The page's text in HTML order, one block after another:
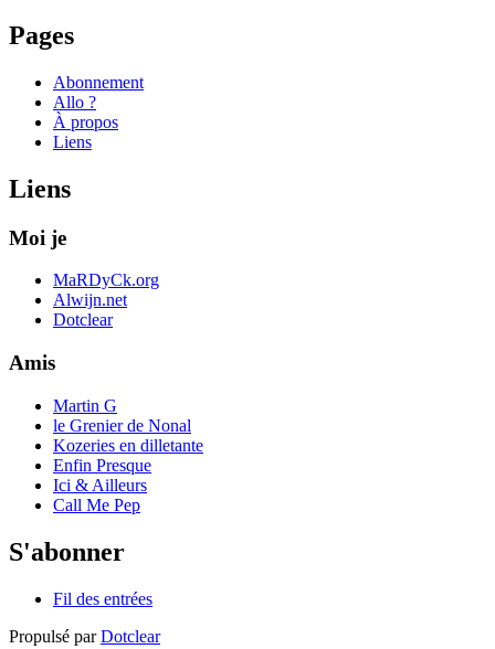
Pages
Abonnement
Allo ?
À propos
Liens
Liens
Moi je
MaRDyCk.org
Alwijn.net
Dotclear
Amis
Martin G
le Grenier de Nonal
Kozeries en dilletante
Enfin Presque
Ici & Ailleurs
Call Me Pep
S'abonner
Fil des entrées
Propulsé parDotclear